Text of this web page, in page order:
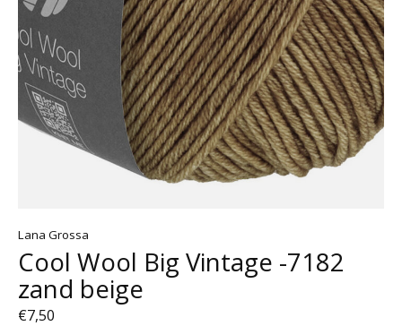
Lana Grossa
Cool Wool Big Vintage -7182
zand beige
€7,50